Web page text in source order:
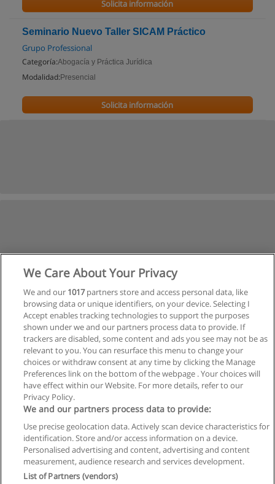
Solicita información
Seminario Nuevo Taller SICAM Práctico
Grupo Professional
Categoría:Abogacía y Práctica Jurídica
Modalidad: Presencial
Solicita información
Privacidad de datos
Contactar con Educaedu
Copyright © Educaedu Business S.L. - CIF : B-95610580: -
We Care About Your Privacy
We and our 1017partners store and access personal data, like
browsing data or unique identifiers, on your device. Selecting I
Accept enables tracking technologies to support the purposes
shown under we and our partners process data to provide. If
trackers are disabled, some content and ads you see may not be as
relevant to you. You can resurface this menu to change your
choices or withdraw consent at any time by clicking the Manage
Preferences link on the bottom of the webpage . Your choices will
have effect within our Website. For more details, refer to our
Privacy Policy.
We and our partners process data to provide:
Use precise geolocation data. Actively scan device characteristics for
identification. Store and/or access information on a device.
Personalised advertising and content, advertising and content
measurement, audience research and services development.
List of Partners (vendors)